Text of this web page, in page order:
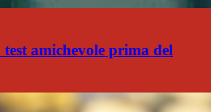
amichevole prima del